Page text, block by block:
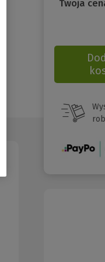
Twoja
(Nowe